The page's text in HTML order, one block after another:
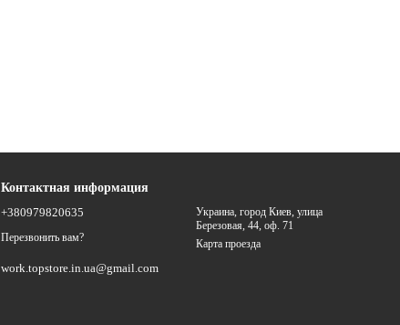
Контактная информация
+380979820635
Перезвонить вам?
work.topstore.in.ua@gmail.com
Украина, город Киев, улица
Березовая, 44, оф. 71
Карта проезда